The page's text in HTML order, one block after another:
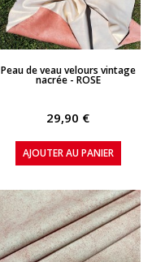
APERÇU RAPIDE
Peau de veau velours vintage
nacrée - ROSE
29,90 €
AJOUTER AU PANIER